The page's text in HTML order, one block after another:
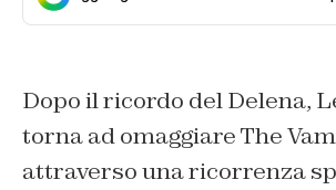
Dopo il ricordo del Delena,
torna ad omaggiare The
attraverso una ricorrenza